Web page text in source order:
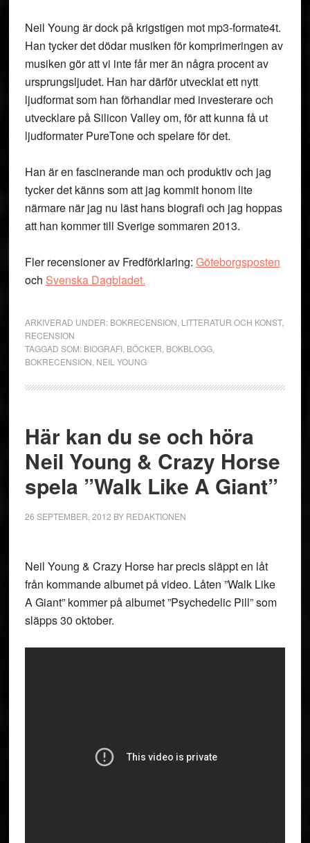
Neil Young är dock på krigstigen mot mp3-formate4t.
Han tycker det dödar musiken för komprimeringen av
musiken gör att vi inte får mer än några procent av
ursprungsljudet. Han har därför utvecklat ett nytt
ljudformat som han förhandlar med investerare och
utvecklare på Silicon Valley om, för att kunna få ut
ljudformater PureTone och spelare för det.
Han är en fascinerande man och produktiv och jag
tycker det känns som att jag kommit honom lite
närmare när jag nu läst hans biografi och jag hoppas
att han kommer till Sverige sommaren 2013.
Fler recensioner av Fredförklaring: Göteborgsposten
och Svenska Dagbladet.
ARKIVERAD UNDER: BOKRECENSION LITTERATUR OCH KONST,
RECENSION
TAGGAD SOM: BIOGRAFI, BÖCKER BOKBLOGG,
BOKRECENSION NEIL YOUNG
Här kan du se och höra
Neil Young & Crazy Horse
spela ”Walk Like A Giant”
26 SEPTEMBER, 2012 BY REDAKTIONEN
Neil Young & Crazy Horse har precis släppt en låt
från kommande albumet på video. Låten ”Walk Like
A Giant” kommer på albumet ”Psychedelic Pill” som
släpps 30 oktober.